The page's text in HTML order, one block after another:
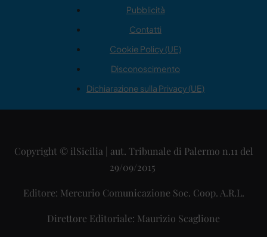
Pubblicità
Contatti
Cookie Policy (UE)
Disconoscimento
Dichiarazione sulla Privacy (UE)
Copyright © ilSicilia | aut. Tribunale di Palermo n.11 del
29/09/2015
Editore: Mercurio Comunicazione Soc. Coop. A.R.L.
Direttore Editoriale: Maurizio Scaglione